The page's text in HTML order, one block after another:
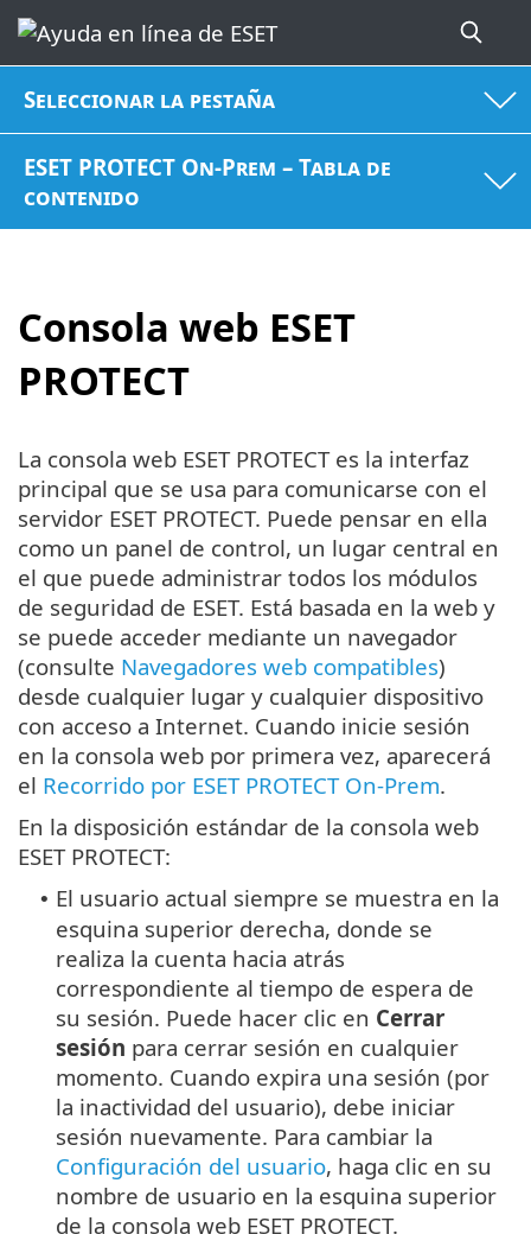
Seleccionar la pestaña
ESET PROTECT On-Prem – Tabla de
contenido
Consola web ESET
PROTECT
La consola web ESET PROTECT es la interfaz
principal que se usa para comunicarse con el
servidor ESET PROTECT. Puede pensar en ella
como un panel de control, un lugar central en
el que puede administrar todos los módulos
de seguridad de ESET. Está basada en la web y
se puede acceder mediante un navegador
(consulte Navegadores web compatibles)
desde cualquier lugar y cualquier dispositivo
con acceso a Internet. Cuando inicie sesión
en la consola web por primera vez, aparecerá
el Recorrido por ESET PROTECT On-Prem.
En la disposición estándar de la consola web
ESET PROTECT:
• El usuario actual siempre se muestra en la
esquina superior derecha, donde se
realiza la cuenta hacia atrás
correspondiente al tiempo de espera de
su sesión. Puede hacer clic en Cerrar
sesión para cerrar sesión en cualquier
momento. Cuando expira una sesión (por
la inactividad del usuario), debe iniciar
sesión nuevamente. Para cambiar la
Configuración del usuario, haga clic en su
nombre de usuario en la esquina superior
de la consola web ESET PROTECT.